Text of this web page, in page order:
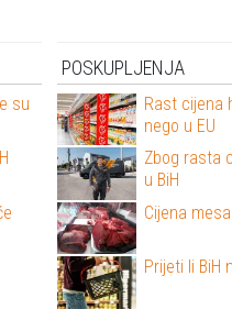
su
POSKUPLJENJA
Rast cijena
nego u EU
Zbog rasta
u BiH
Cijena
Prijeti li BiH